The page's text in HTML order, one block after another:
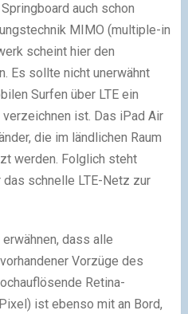
auch schon
MIMO (multiple-in
scheint hier den
Es sollte nicht unerwähnt
Surfen über LTE ein
ist. Das iPad Air
die im ländlichen Raum
werden. Folglich steht
schnelle LTE-Netz zur
dass alle
Vorzüge des
Retina-
ist ebenso mit an Bord,